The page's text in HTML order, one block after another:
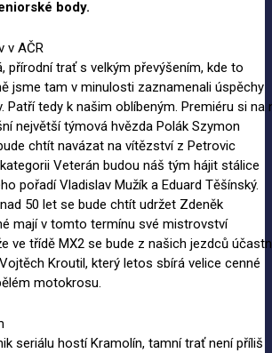
body.
v AČR
přírodní trať s velkým převýšením, kde to
jsme tam v minulosti zaznamenali úspěchy
Patří tedy k našim oblíbeným. Premiéru si na
největší týmová hvězda Polák Szymon
chtít navázat na vítězství z Petrovic
Veterán budou náš tým hájit stálice
pořadí Vladislav Mužík a Eduard Těšínský.
50 let se bude chtít udržet Zdeněk
mají v tomto termínu své mistrovství
ve třídě MX2 se bude z našich jezdců
Kroutil, který letos sbírá velice cenné
motokrosu.
seriálu hostí Kramolín, tamní trať není příliš